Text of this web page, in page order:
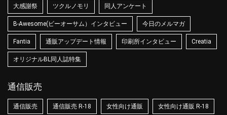
大感謝祭 ツクルノモリ 同人アンケート
B-Awesome(ビーオーサム）インタビュー 今日のメルマガ
Fantia 通販アップデート情報 印刷所インタビュー Creatia
オリジナルBL同人誌特集
通信販売
通信販売 通信販売 R-18 女性向け通販 女性向け通販 R-18